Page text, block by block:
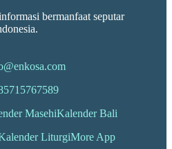
bermanfaat seputar
MasehiKalender Bali
LiturgiMore App